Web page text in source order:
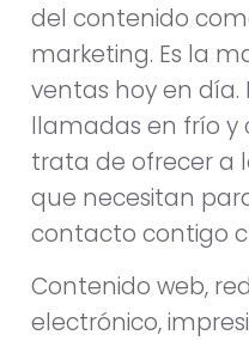
del contenido
marketing. Es la
ventas hoy en
llamadas en frío y
trata de ofrecer a
que necesitan
contacto contigo
Contenido web,
electrónico,